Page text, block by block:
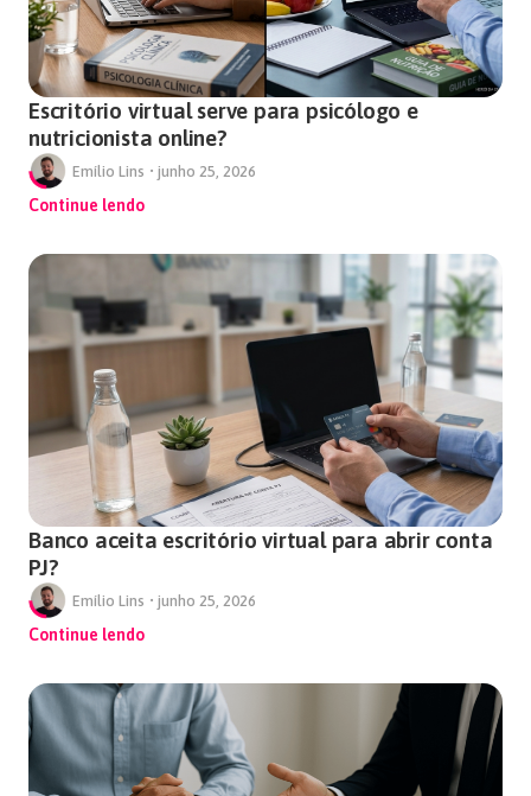
Escritório virtual serve para psicólogo e
nutricionista online?
Emílio Lins • junho 25, 2026
Continue lendo
Banco aceita escritório virtual para abrir conta
PJ?
Emílio Lins • junho 25, 2026
Continue lendo